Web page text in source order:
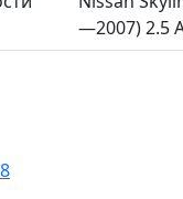
—2007) 2.5